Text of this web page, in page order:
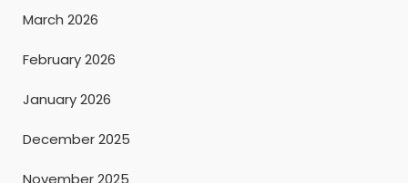
March 2026
February 2026
January 2026
December 2025
November 2025